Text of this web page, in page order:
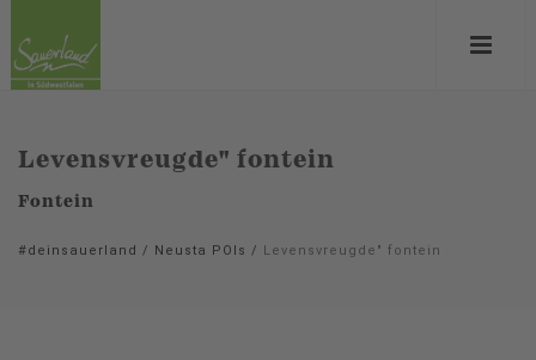
Levensvreugde" fontein
Fontein
#deinsauerland / Neusta POIs / Levensvreugde" fontein